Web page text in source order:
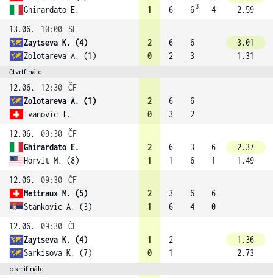
Ghirardato E.
1
6
6 3
4
2.59
13.06.
10:00
SF
Zaytseva K. (4)
Zolotareva A. (1)
2
0
6
2
6
3
3.01
1.31
čtvrtfinále
12.06. 12:30 ČF
Zolotareva A. (1)
Ivanovic I.
2
0
6
3
6
2
12.06.
09:30 ČF
Ghirardato E.
Horvit M. (8)
2
1
6
1
3
6
6
1
2.37
1.49
12.06.
09:30 ČF
Mettraux M. (5)
Stankovic A. (3)
2
1
3
6
6
4
6
0
12.06.
09:30 ČF
Zaytseva K. (4)
Sarkisova K. (7)
1
0
2
1
1.36
2.73
osmifinále